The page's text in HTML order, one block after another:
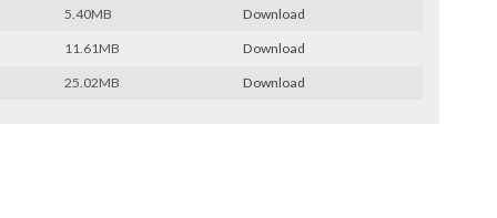
5.40MB Download
11.61MB Download
25.02MB Download